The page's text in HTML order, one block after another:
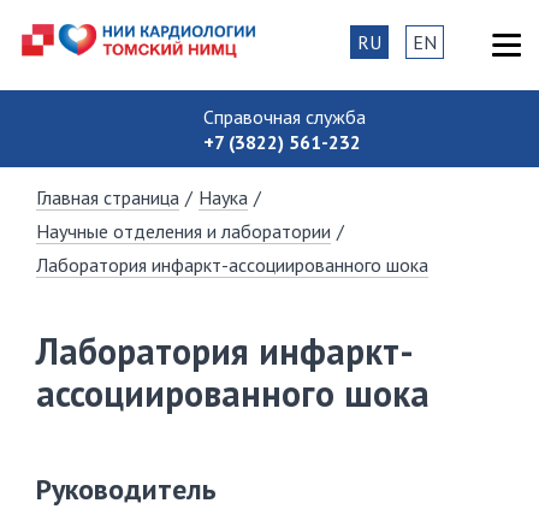
Справочная служба
+7 (3822) 561-232
RU EN
Главная страница / Наука /
Научные отделения и лаборатории /
Лаборатория инфаркт-ассоциированного шока
Лаборатория инфаркт-
ассоциированного шока
Руководитель